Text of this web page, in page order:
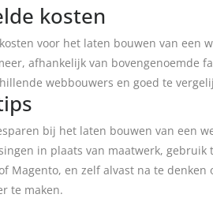
kosten
voor het laten bouwen van een
afhankelijk van bovengenoemde
webbouwers en goed te
bij het laten bouwen van een
in plaats van maatwerk, gebruik
Magento, en zelf alvast na te
te maken.